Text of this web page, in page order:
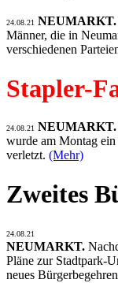
24.08.21 NEUMARKT.
Männer, die in
verschiedenen
Stapler-
24.08.21 NEUMARKT.
wurde am Montag ein
verletzt. (Mehr)
Zweites
24.08.21
NEUMARKT.
Pläne zur Stadtpark-
neues